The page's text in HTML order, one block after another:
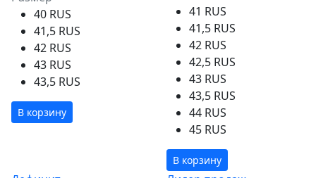
40 RUS
41,5 RUS
42 RUS
43 RUS
43,5 RUS
В корзину
41 RUS
41,5 RUS
42 RUS
42,5 RUS
43 RUS
43,5 RUS
44 RUS
45 RUS
В корзину